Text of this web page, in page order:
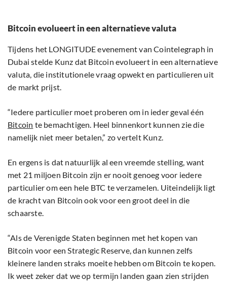
Bitcoin evolueert in een alternatieve valuta
Tijdens het LONGITUDE evenement van Cointelegraph in
Dubai stelde Kunz dat Bitcoin evolueert in een alternatieve
valuta, die institutionele vraag opwekt en particulieren uit
de markt prijst.
“Iedere particulier moet proberen om in ieder geval één
Bitcoin te bemachtigen. Heel binnenkort kunnen zie die
namelijk niet meer betalen,” zo vertelt Kunz.
En ergens is dat natuurlijk al een vreemde stelling, want
met 21 miljoen Bitcoin zijn er nooit genoeg voor iedere
particulier om een hele BTC te verzamelen. Uiteindelijk ligt
de kracht van Bitcoin ook voor een groot deel in die
schaarste.
“Als de Verenigde Staten beginnen met het kopen van
Bitcoin voor een Strategic Reserve, dan kunnen zelfs
kleinere landen straks moeite hebben om Bitcoin te kopen.
Ik weet zeker dat we op termijn landen gaan zien strijden